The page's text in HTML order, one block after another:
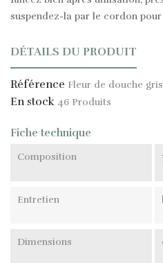
suspendez-la par le cordon
DÉTAILS DU PRODUIT
Référence Fleur de douche gris
En stock 46 Produits
Fiche technique
Composition
Entretien
Dimensions